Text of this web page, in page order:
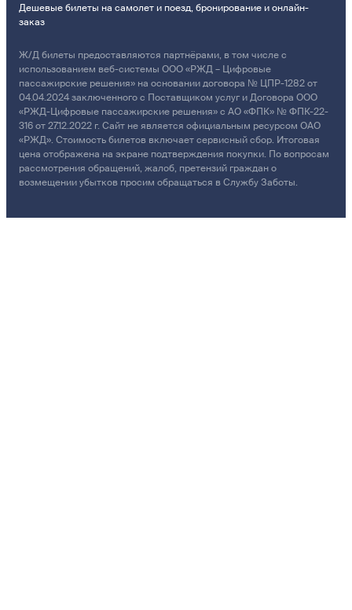
Дешевые билеты на самолет и поезд, бронирование и онлайн-
заказ
Ж/Д билеты предоставляются партнёрами, в том числе с
использованием веб-системы ООО «РЖД – Цифровые
пассажирские решения» на основании договора № ЦПР-1282 от
04.04.2024 заключенного с Поставщиком услуг и Договора ООО
«РЖД-Цифровые пассажирские решения» с АО «ФПК» № ФПК-22-
316 от 27.12.2022 г. Сайт не является официальным ресурсом ОАО
«РЖД». Стоимость билетов включает сервисный сбор. Итоговая
цена отображена на экране подтверждения покупки. По вопросам
рассмотрения обращений, жалоб, претензий граждан о
возмещении убытков просим обращаться в Службу Заботы.